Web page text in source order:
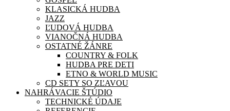
KLASICKÁ HUDBA
JAZZ
ĽUDOVÁ HUDBA
VIANOČNÁ HUDBA
OSTATNÉ ŽÁNRE
COUNTRY & FOLK
HUDBA PRE DETI
ETNO & WORLD MUSIC
CD SETY SO ZĽAVOU
NAHRÁVACIE ŠTÚDIO
TECHNICKÉ ÚDAJE